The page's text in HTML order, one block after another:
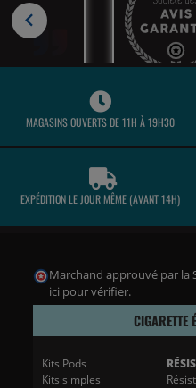
MAGASINS OUVERTS DE 11H À 19H30
EXPÉDITION LE JOUR MÊME (AVANT 14H)
Marchand approuvé par la
ici pour vérifier.
CIGARETTE
Kits Pods
Kits simples